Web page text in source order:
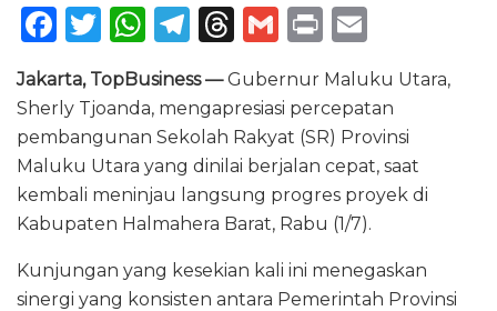
F
c
e
b
o
o
k
T
it
te
r
W
h
a
ts
A
p
p
T
e
g
ra
m
T
re
a
d
s
G
ai
l
P
n
t
ai
l
Jakarta, TopBusiness —Gubernur Maluku Utara,
Sherly Tjoanda, mengapresiasi percepatan
pembangunan Sekolah Rakyat (SR) Provinsi
Maluku Utara yang dinilai berjalan cepat, saat
kembali meninjau langsung progres proyek di
Kabupaten Halmahera Barat, Rabu (1/7).
Kunjungan yang kesekian kali ini menegaskan
sinergi yang konsisten antara Pemerintah Provinsi